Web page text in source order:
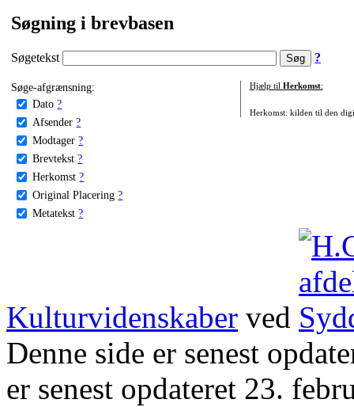
Søgning i brevbasen
Søgetekst ?
Søge-afgrænsning:
Dato ?
Afsender ?
Modtager ?
Brevtekst ?
Herkomst ?
Original Placering ?
Metatekst ?
Hjælp til Herkomst:
Herkomst: kilden til den
Kulturvidenskaber ved
Denne side er senest
er senest opdateret 23.